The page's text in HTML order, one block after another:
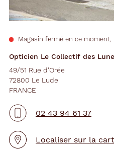
Opticien Le Collectif des
Magasin fermé en ce
49/51 Rue d'Orée
72800 Le Lude
FRANCE
02 43 94 61 37
Localiser sur la